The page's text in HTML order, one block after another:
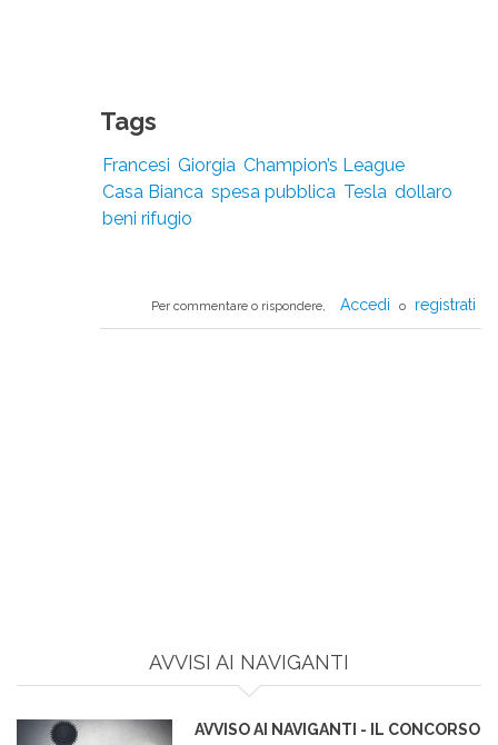
Tags
Francesi Giorgia Champion’s League
Casa Bianca spesa pubblica Tesla dollaro
beni rifugio
Per commentare o rispondere, Accedi o registrati
AVVISI AI NAVIGANTI
AVVISO AI NAVIGANTI - IL CONCORSO